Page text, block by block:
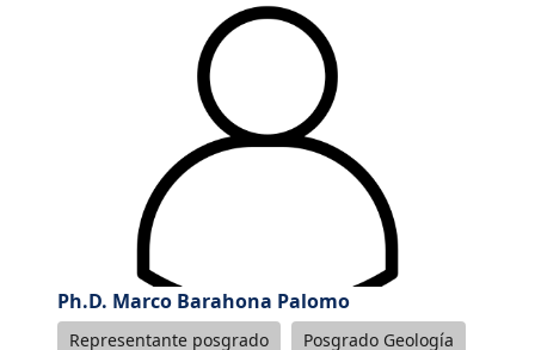
Ph.D. Marco Barahona Palomo
Representante posgrado Posgrado Geología